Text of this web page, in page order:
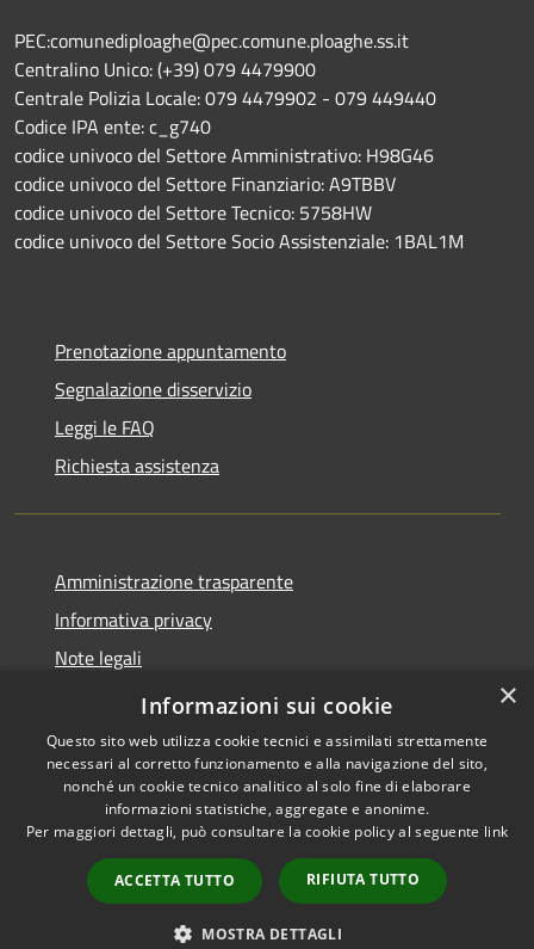
PEC:comunediploaghe@pec.comune.ploaghe.ss.it
Centralino Unico: (+39) 079 4479900
Centrale Polizia Locale: 079 4479902 - 079 449440
Codice IPA ente: c_g740
codice univoco del Settore Amministrativo: H98G46
codice univoco del Settore Finanziario: A9TBBV
codice univoco del Settore Tecnico: 5758HW
codice univoco del Settore Socio Assistenziale: 1BAL1M
Prenotazione appuntamento
Segnalazione disservizio
Leggi le FAQ
Richiesta assistenza
Amministrazione trasparente
Informativa privacy
Note legali
Dichiarazione di accessibilità
Accessibilità
Copyright © 2026 • Comune di
Ploaghe • Powered by
Municipium•
Accesso
redazione
×
Informazioni sui cookie
Questo sito web utilizza cookie tecnici e assimilati strettamente
necessari al corretto funzionamento e alla navigazione del sito,
nonché un cookie tecnico analitico al solo fine di elaborare
informazioni statistiche, aggregate e anonime.
Per maggiori dettagli, può consultare la cookie policy al seguente link
ACCETTA TUTTO RIFIUTA TUTTO
MOSTRA DETTAGLI